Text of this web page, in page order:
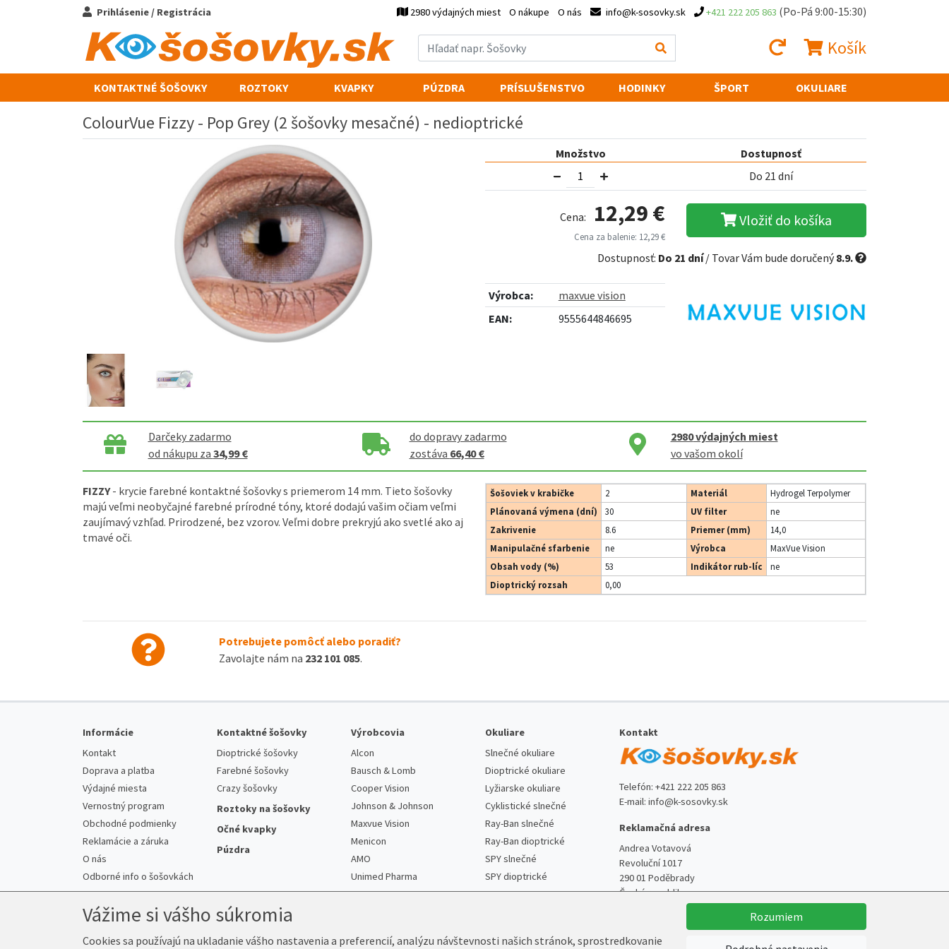
Prihlásenie / Registrácia 2980 výdajných miest O nákupe O nás info@k-sosovky.sk +421 222 205 863 (Po-Pá 9:00-15:30)
Košík
KONTAKTNÉ ŠOŠOVKY ROZTOKY KVAPKY PÚZDRA PRÍSLUŠENSTVO HODINKY ŠPORT OKULIARE
ColourVue Fizzy - Pop Grey (2 šošovky mesačné) - nedioptrické
Množstvo
Dostupnosť
Do 21 dní
Cena: 12,29 €
Cena za balenie: 12,29 €
Vložiť do košíka
Dostupnosť: Do 21 dní/ Tovar Vám bude doručený8.9.
Výrobca:
maxvue vision
EAN:
9555644846695
Darčeky zadarmo
od nákupu za 34,99 €
do dopravy zadarmo
zostáva 66,40 €
2980výdajných miest
vo vašom okolí
FIZZY- krycie farebné kontaktné šošovky s priemerom 14 mm. Tieto šošovky
majú veľmi neobyčajné farebné prírodné tóny, ktoré dodajú vašim očiam veľmi
zaujímavý vzhľad. Prirodzené, bez vzorov. Veľmi dobre prekryjú ako svetlé ako aj
tmavé oči.
Šošoviek v krabičke 2 Materiál
Hydrogel Terpolymer
Plánovaná výmena (dní)
30 UV filter
ne
Zakrivenie
8.6 Priemer (mm)
14,0
Manipulačné sfarbenie
ne Výrobca
MaxVue Vision
Obsah vody (%)
53 Indikátor rub-líc
ne
Dioptrický rozsah
0,00
Potrebujete pomôcť alebo poradiť?
Zavolajte nám na 232 101 085.
Informácie
Kontakt
Doprava a platba
Výdajné miesta
Vernostný program
Obchodné podmienky
Reklamácie a záruka
O nás
Odborné info o šošovkách
Kontaktné šošovky
Dioptrické šošovky
Farebné šošovky
Crazy šošovky
Roztoky na šošovky
Očné kvapky
Púzdra
Výrobcovia
Alcon
Bausch & Lomb
Cooper Vision
Johnson & Johnson
Maxvue Vision
Menicon
AMO
Unimed Pharma
Okuliare
Slnečné okuliare
Dioptrické okuliare
Lyžiarske okuliare
Cyklistické slnečné
Ray-Ban slnečné
Ray-Ban dioptrické
SPY slnečné
SPY dioptrické
Kontakt
Telefón: +421 222 205 863
E-mail: info@k-sosovky.sk
Reklamačná adresa
Andrea Votavová
Revoluční 1017
290 01 Poděbrady
Česká republika
Vážime si vášho súkromia
Cookies sa používajú na ukladanie vášho nastavenia a preferencií, analýzu návštevnosti našich stránok, sprostredkovanie
Rozumiem